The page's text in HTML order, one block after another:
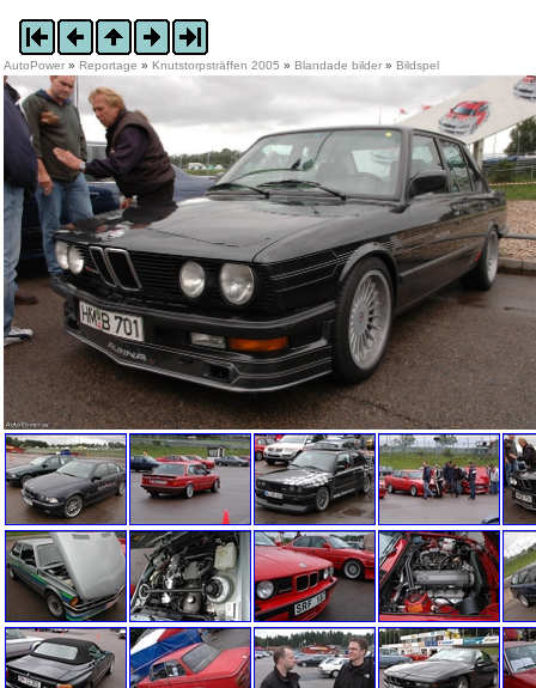
AutoPower » Reportage » Knutstorpsträffen 2005 » Blandade bilder » Bildspel